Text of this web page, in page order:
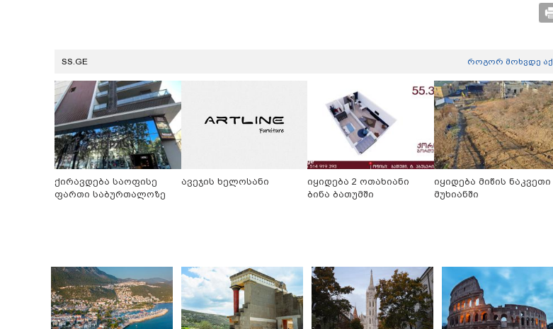
SS.GE როგორ მოხვდე აქ
ქირავდება საოფისე
ფართი საბურთალოზე
ავეჯის ხელოსანი
იყიდება 2 ოთახიანი
ბინა ბათუმში
იყიდება მიწის ნაკვეთი
მუხიანში